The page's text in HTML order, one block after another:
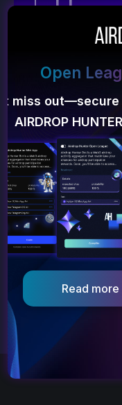
302
계정 비
78
Deposit the
and a